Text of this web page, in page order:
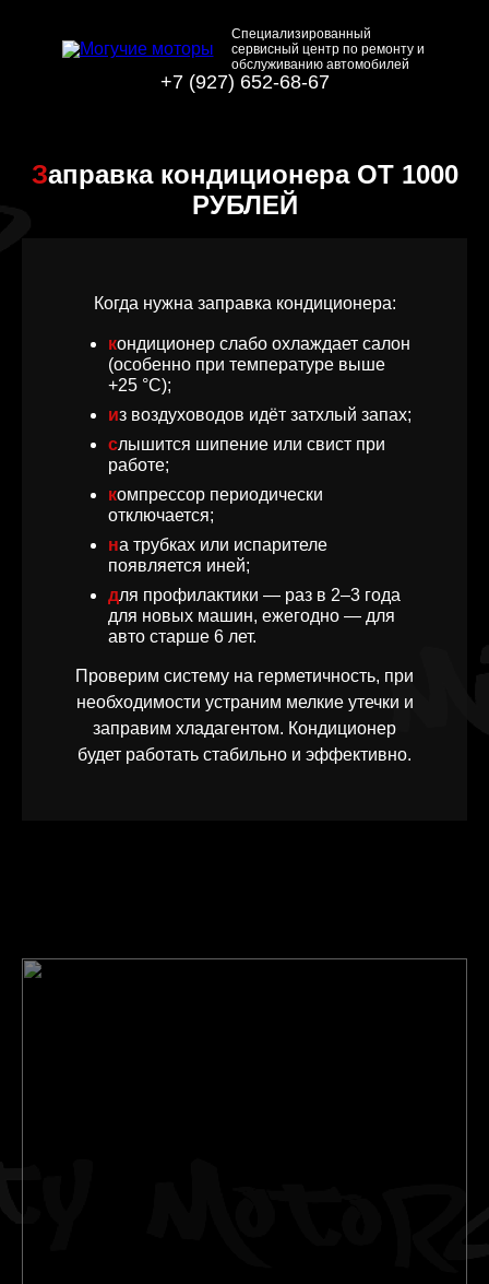
Специализированный
сервисный центр по ремонту и
обслуживанию автомобилей
+7 (927) 652-68-67
Заправка кондиционера ОТ 1000
РУБЛЕЙ
Когда нужна заправка кондиционера:
кондиционер слабо охлаждает салон
(особенно при температуре выше
+25 °C);
из воздуховодов идёт затхлый запах;
слышится шипение или свист при
работе;
компрессор периодически
отключается;
на трубках или испарителе
появляется иней;
для профилактики — раз в 2–3 года
для новых машин, ежегодно — для
авто старше 6 лет.
Проверим систему на герметичность, при
необходимости устраним мелкие утечки и
заправим хладагентом. Кондиционер
будет работать стабильно и эффективно.